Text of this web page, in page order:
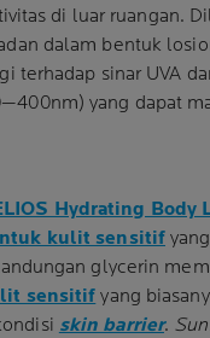
di luar ruangan.
dalam bentuk
terhadap sinar UVA
yang dapat
Hydrating Body
kulit sensitif
glycerin
sensitif yang
skin barrier.